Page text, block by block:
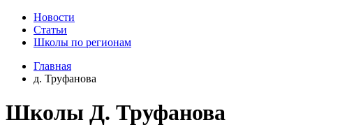
Новости
Статьи
Школы по регионам
Главная
д. Труфанова
Школы Д. Труфанова